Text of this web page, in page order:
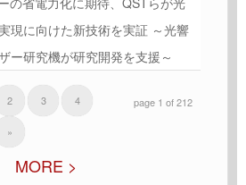
現に向けた新技術を実証 ～光響
ー研究機が研究開発を支援～
page 1 of 212
2 3 4
»
MORE >